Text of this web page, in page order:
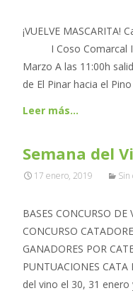
¡VUELVE MASCARITA!
I Coso Comarcal
Marzo A las 11:00h
de El Pinar hacia el
Leer más…
Semana del
17 enero, 2019 Sin
BASES CONCURSO
CONCURSO
GANADORES POR
PUNTUACIONES CATA
del vino el 30, 31